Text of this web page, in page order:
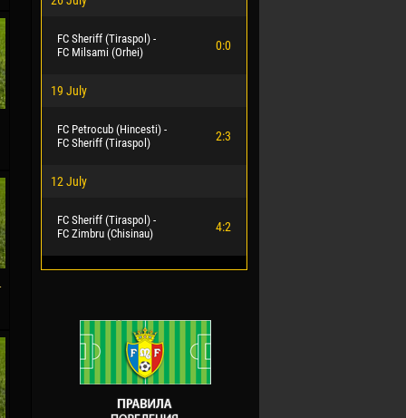
FC Sheriff (Tiraspol) -
FC Milsami (Orhei)
0:0
19 July
FC Petrocub (Hincesti) -
FC Sheriff (Tiraspol)
2:3
12 July
FC Sheriff (Tiraspol) -
FC Zimbru (Chisinau)
4:2